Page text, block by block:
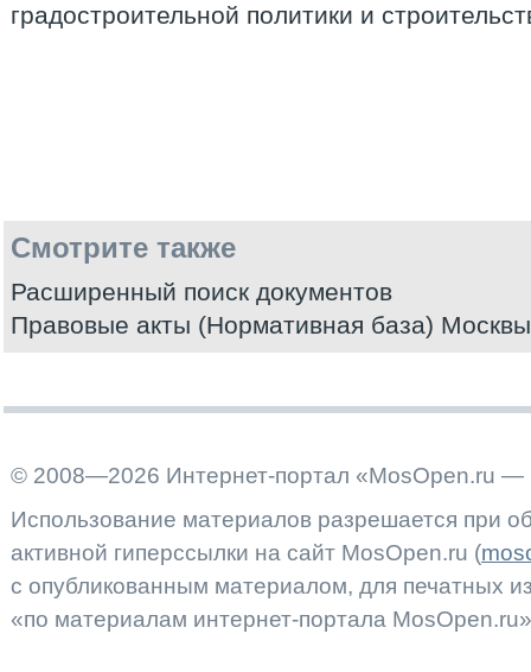
градостроительной политики и
Смотрите также
Расширенный поиск документов
Правовые акты (Нормативная база) Москвы
© 2008—2026 Интернет-портал «MosOpen.ru —
Использование материалов разрешается при
активной гиперссылки на сайт MosOpen.ru (
с опубликованным материалом, для печатных
«по материалам интернет-портала